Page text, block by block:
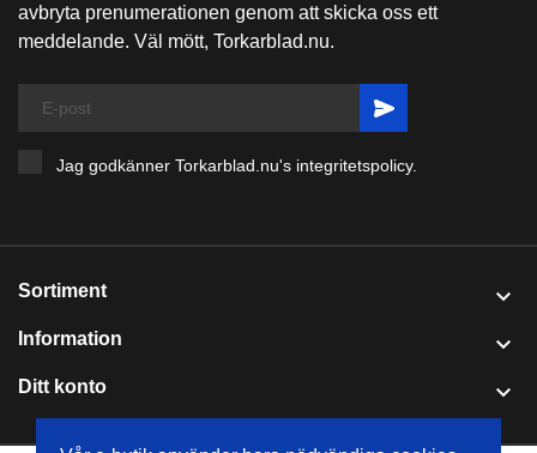
avbryta prenumerationen genom att skicka oss ett
meddelande. Väl mött, Torkarblad.nu.
Jag godkänner Torkarblad.nu's integritetspolicy.
Sortiment 
Information 
Ditt konto 